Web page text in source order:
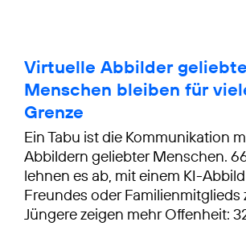
Virtuelle Abbilder
Menschen bleiben für
Grenze
Ein Tabu ist die Kommunikation
Abbildern geliebter Menschen.
lehnen es ab, mit einem KI-
Freundes oder Familienmitglieds
Jüngere zeigen mehr Offenheit: